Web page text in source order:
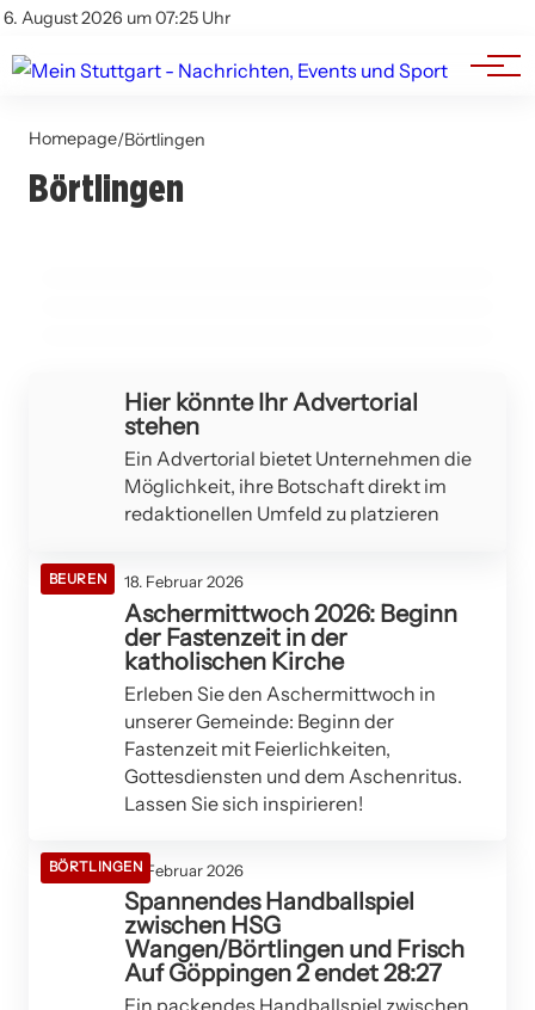
6. August 2026 um 07:25 Uhr
Impressum
Branchenbuch
Werbung
Homepage/Börtlingen
Börtlingen
Landtagswahl 2026 in Baden-Württemberg:
Neuerungen und Fokus auf Wahlkreis
01. März 2026
TV Altenstadt 2 feiert deutlichen Sieg gegen
24. Februar 2026
Hier könnte Ihr Advertorial
stehen
Ein Advertorial bietet Unternehmen die
Möglichkeit, ihre Botschaft direkt im
redaktionellen Umfeld zu platzieren
BEUREN 18. Februar 2026
Aschermittwoch 2026: Beginn
der Fastenzeit in der
katholischen Kirche
Erleben Sie den Aschermittwoch in
unserer Gemeinde: Beginn der
Fastenzeit mit Feierlichkeiten,
Gottesdiensten und dem Aschenritus.
Lassen Sie sich inspirieren!
BÖRTLINGEN12. Februar 2026
Spannendes Handballspiel
zwischen HSG
Wangen/Börtlingen und Frisch
Auf Göppingen 2 endet 28:27